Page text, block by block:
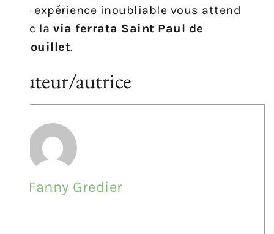
une expérience inoubliable vous attend
avec la via ferrata Saint Paul de
Fenouillet.
Auteur/autrice
Fanny Gredier